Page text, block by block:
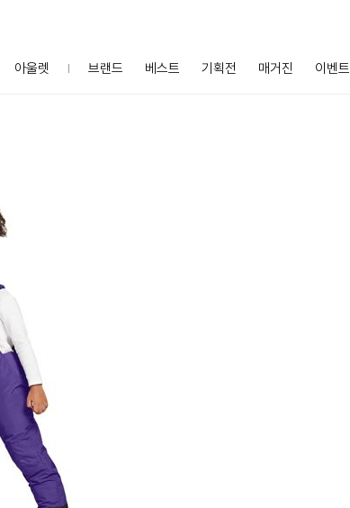
아울렛 브랜드 베스트 기획전 매거진 이벤트